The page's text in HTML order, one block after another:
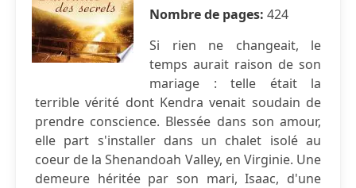
Nombre de pages: 424
Si rien ne changeait, le
temps aurait raison de son
mariage : telle était la
terrible vérité dont Kendra venait soudain de
prendre conscience. Blessée dans son amour,
elle part s'installer dans un chalet isolé au
coeur de la Shenandoah Valley, en Virginie. Une
demeure héritée par son mari, Isaac, d'une